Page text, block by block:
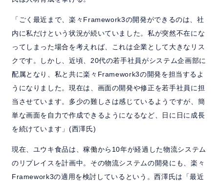
「ごく最近まで、楽々Framework3の開発ができるのは、社
内に私だけという状況が続いていました。私が突然不在にな
ってしまった場合を考えれば、これは企業として大きなリス
クです。しかし、近頃、20代の若手社員がシステム企画部に
配属となり、私と共に楽々Framework3の開発を担当するよ
うになりました。現在は、画面の開発や修正を若手社員に担
当させています。多少の難しさは感じているようですが、簡
単な画面を自力で作成できるようになるなど、日に日に成長
を続けています」(西澤氏)
現在、ユウキ食品は、稼働から10年が経過した物流システム
のリプレイスを計画中。その物流システムの開発にも、楽々
Framework3の適用を検討しているという。西澤氏は「最近